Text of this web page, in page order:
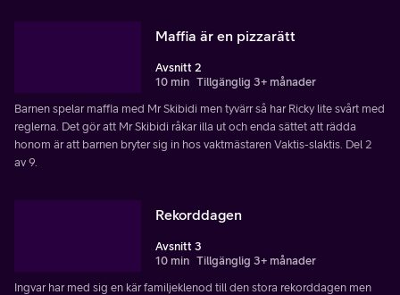
Maffia är en pizzarätt
Avsnitt 2
10 min Tillgänglig 3+ månader
Barnen spelar maffia med Mr Skibidi men tyvärr så har Ricky lite svårt med
reglerna. Det gör att Mr Skibidi råkar illa ut och enda sättet att rädda
honom är att barnen bryter sig in hos vaktmästaren Vaktis-slaktis. Del 2
av 9.
Rekorddagen
Avsnitt 3
10 min Tillgänglig 3+ månader
Ingvar har med sig en kär familjeklenod till den stora rekorddagen men